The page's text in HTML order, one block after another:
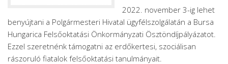
2022. november 3-ig lehet
benyújtani a Polgármesteri Hivatal ügyfélszolgálatán a Bursa
Hungarica Felsőoktatási Önkormányzati Ösztöndíjpályázatot.
Ezzel szeretnénk támogatni az erdőkertesi, szociálisan
rászoruló fiatalok felsőoktatási tanulmányait.